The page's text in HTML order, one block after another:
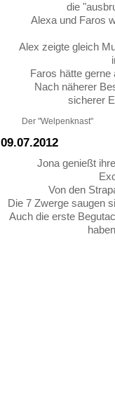
die
Alexa und Faros
Alex zeigte gleich
Faros hätte
Nach näherer
sicherer
Der "Welpenknast"
09.07.2012
Jona genießt
Von den
Die 7 Zwerge saugen
Auch die erste